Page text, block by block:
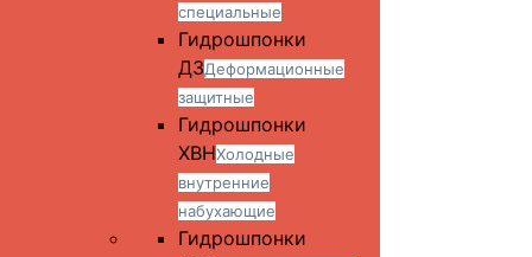
специальные
Гидрошпонки
ДЗДеформационные
защитные
Гидрошпонки
ХВНХолодные
внутренние
набухающие
Гидрошпонки